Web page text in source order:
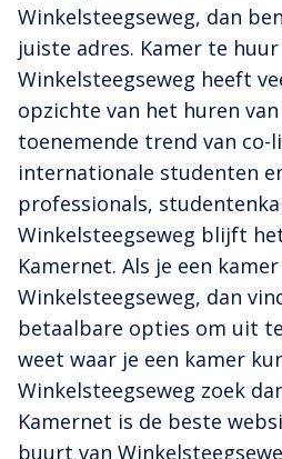
Winkelsteegseweg, dan
juiste adres. Kamer te
Winkelsteegseweg heeft
opzichte van het huren
toenemende trend van co-
internationale studenten
professionals,
Winkelsteegseweg blijft
Kamernet. Als je een
Winkelsteegseweg, dan
betaalbare opties om uit
weet waar je een kamer
Winkelsteegseweg zoek
Kamernet is de beste
buurt van